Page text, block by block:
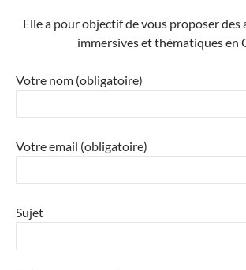
Elle a pour objectif de vous proposer
immersives et thématiques en
Votre nom (obligatoire)
Votre email (obligatoire)
Sujet